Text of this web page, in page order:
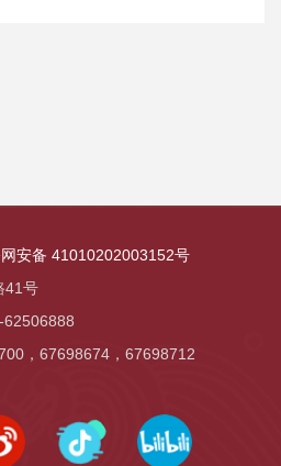
安备 41010202003152号
41号
， 67698674， 67698712